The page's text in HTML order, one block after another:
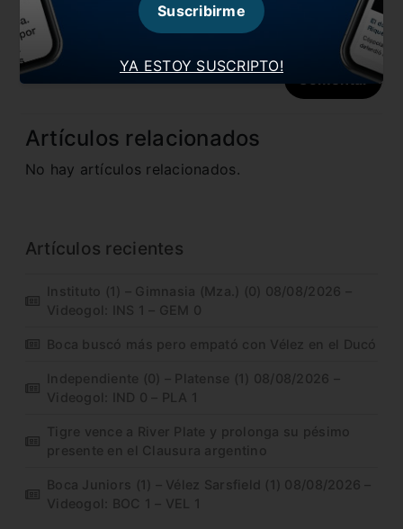
Artículos relacionados
No hay artículos relacionados.
Artículos recientes
Instituto (1) – Gimnasia (Mza.) (0) 08/08/2026 –
Videogol: INS 1 – GEM 0
Boca buscó más pero empató con Vélez en el Ducó
Independiente (0) – Platense (1) 08/08/2026 –
Videogol: IND 0 – PLA 1
Tigre vence a River Plate y prolonga su pésimo
presente en el Clausura argentino
Boca Juniors (1) – Vélez Sarsfield (1) 08/08/2026 –
Videogol: BOC 1 – VEL 1
YA ESTOY SUSCRIPTO!
Suscribirme